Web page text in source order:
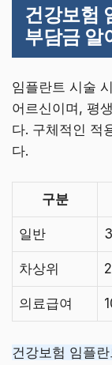
건강보험
부담금 알
임플란트 시술 시
어르신이며, 평
다. 구체적인 적
다.
구분
일반
차상위
의료급여
건강보험 임플